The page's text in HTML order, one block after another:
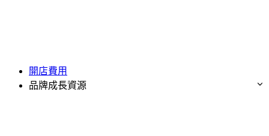
開店費用
品牌成長資源